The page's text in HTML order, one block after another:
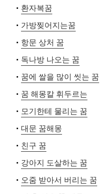
환자복꿈
가방찢어지는꿈
항문 상처 꿈
독나방 나오는 꿈
꿈에 쌀을 많이 씻는 꿈
꿈 해몽칼 휘두르는
모기한테 물리는 꿈
대문 꿈해몽
친구 꿈
강아지 도살하는 꿈
오줌 받아서 버리는 꿈